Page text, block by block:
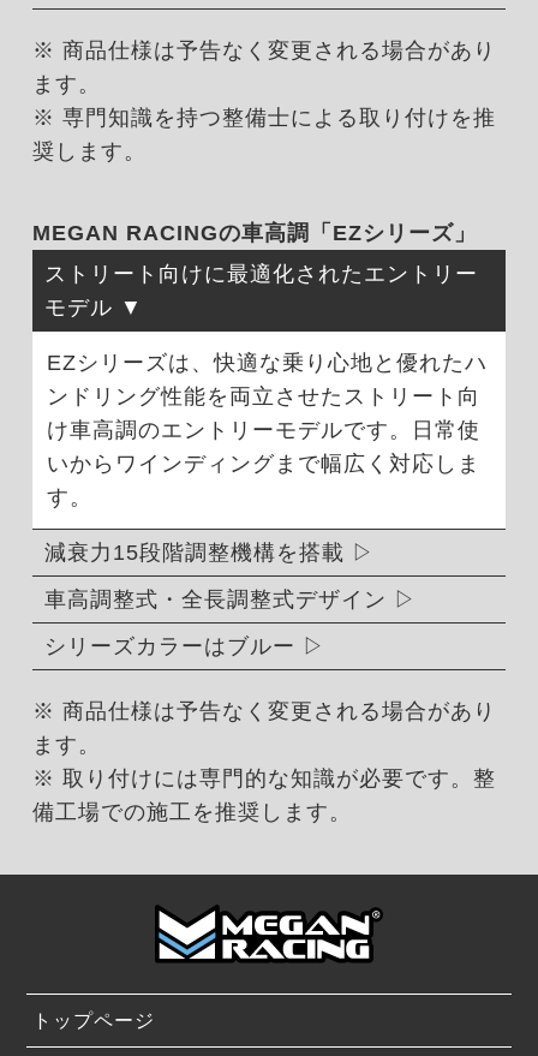
※ 商品仕様は予告なく変更される場合があり
ます。
※ 専門知識を持つ整備士による取り付けを推
奨します。
MEGAN RACINGの車高調「EZシリーズ」
ストリート向けに最適化されたエントリー
モデル
EZシリーズは、快適な乗り心地と優れたハ
ンドリング性能を両立させたストリート向
け車高調のエントリーモデルです。日常使
いからワインディングまで幅広く対応しま
す。
減衰力15段階調整機構を搭載
車高調整式・全長調整式デザイン
シリーズカラーはブルー
※ 商品仕様は予告なく変更される場合があり
ます。
※ 取り付けには専門的な知識が必要です。整
備工場での施工を推奨します。
トップページ